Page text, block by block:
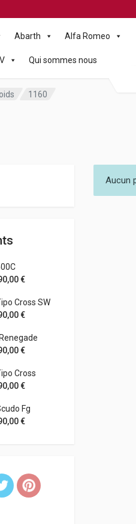
Abarth Alfa Romeo
Qui sommes nous
1160
€
Cross SW
€
€
Cross
€
Fg
€
Aucun